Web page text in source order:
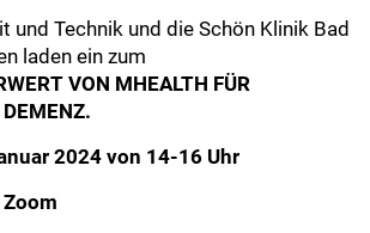
und Technik und die Schön Klinik Bad
laden ein zum
VON MHEALTH FÜR
2024 von 14-16 Uhr